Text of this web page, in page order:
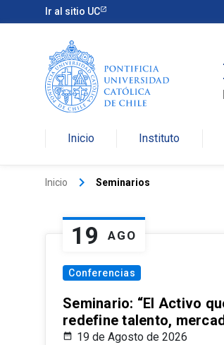
Ir al sitio UC
Inicio Instituto
Inicio keyboard_arrow_right Seminarios
19 AGO
Conferencias
Seminario: “El Activo
redefine talento,
19 de Agosto de 2026